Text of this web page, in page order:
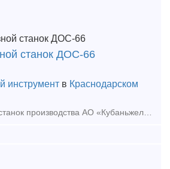
станок ДОС-66
инструмент в Краснодарском